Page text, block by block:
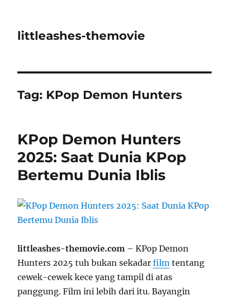
littleashes-themovie
Tag: KPop Demon Hunters
KPop Demon Hunters
2025: Saat Dunia KPop
Bertemu Dunia Iblis
littleashes-themovie.com – KPop Demon
Hunters 2025 tuh bukan sekadarfilm tentang
cewek-cewek kece yang tampil di atas
panggung. Film ini lebih dari itu. Bayangin